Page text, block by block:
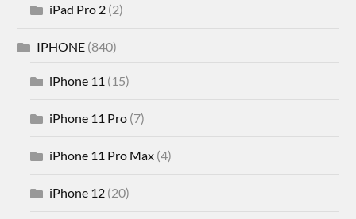
iPad Pro 2 (2)
IPHONE (840)
iPhone 11 (15)
iPhone 11 Pro (7)
iPhone 11 Pro Max (4)
iPhone 12 (20)